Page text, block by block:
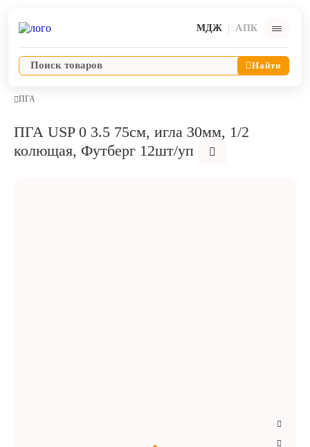
МДЖ АПК
Найти
Ветпрепараты
ПГА
ПГА USP 0 3.5 75см, игла 30мм, 1/2
колющая, Футберг 12шт/уп